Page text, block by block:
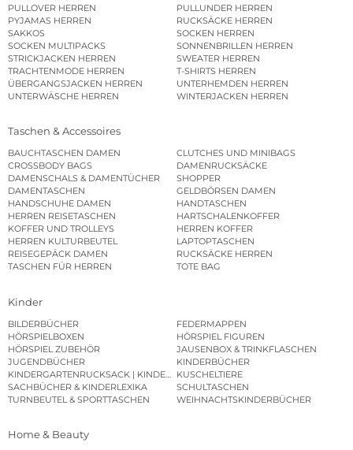
PULLOVER HERREN
PULLUNDER HERREN
PYJAMAS HERREN
RUCKSÄCKE HERREN
SAKKOS
SOCKEN HERREN
SOCKEN MULTIPACKS
SONNENBRILLEN HERREN
STRICKJACKEN HERREN
SWEATER HERREN
TRACHTENMODE HERREN
T-SHIRTS HERREN
ÜBERGANGSJACKEN HERREN
UNTERHEMDEN HERREN
UNTERWÄSCHE HERREN
WINTERJACKEN HERREN
Taschen & Accessoires
BAUCHTASCHEN DAMEN
CLUTCHES UND MINIBAGS
CROSSBODY BAGS
DAMENRUCKSÄCKE
DAMENSCHALS & DAMENTÜCHER
SHOPPER
DAMENTASCHEN
GELDBÖRSEN DAMEN
HANDSCHUHE DAMEN
HANDTASCHEN
HERREN REISETASCHEN
HARTSCHALENKOFFER
KOFFER UND TROLLEYS
HERREN KOFFER
HERREN KULTURBEUTEL
LAPTOPTASCHEN
REISEGEPÄCK DAMEN
RUCKSÄCKE HERREN
TASCHEN FÜR HERREN
TOTE BAG
Kinder
BILDERBÜCHER
FEDERMAPPEN
HÖRSPIELBOXEN
HÖRSPIEL FIGUREN
HÖRSPIEL ZUBEHÖR
JAUSENBOX & TRINKFLASCHEN
JUGENDBÜCHER
KINDERBÜCHER
KINDERGARTENRUCKSACK | KINDERGARTENBEUTEL
KUSCHELTIERE
SACHBÜCHER & KINDERLEXIKA
SCHULTASCHEN
TURNBEUTEL & SPORTTASCHEN
WEIHNACHTSKINDERBÜCHER
Home & Beauty